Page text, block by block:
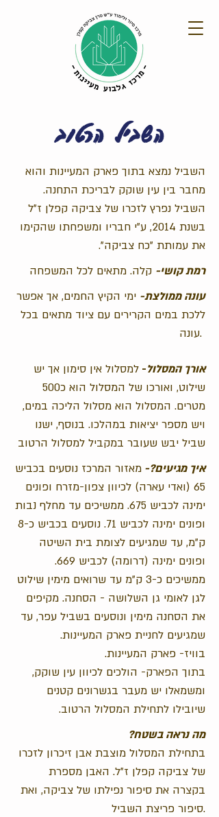
השביל הרטוב
השביל נמצא בתוך פארק המעיינות והוא
מחבר בין עין שוקק לבריכת התחנה.
השביל נפרץ לזכרו של צביקה קפלן ז"ל
בשנת 2014, ע"י חבריו ומשפחתו שהקימו
את עמותת "כח צביקה".
רמת קושי- קלה. מתאים לכל המשפחה
עונה ממולצת- ימי הקיץ החמים, אך אפשר
ללכת במים הקרירים עם ציוד מתאים בכל
עונה.
אורךהמסלול- למסלול אין סימון אך יש
שילוט, ואורכו של המסלול הוא כ500
מטרים. המסלול הוא מסלול הליכה במים,
ויש מספר יציאות במהלכו. בנוסף, ישנו
שביל יבש שעובר במקביל למסלול הרטוב
איך מגיעים?- מאזור המרכז נוסעים בכביש
65 (ואדי עארה) לכיוון צפון-מזרח ופונים
ימינה לכביש 675. ממשיכים עד מחלף נבות
ופונים ימינה לכביש 71. נוסעים בכביש כ-8
ק"מ, עד שמגיעים לצומת בית השיטה
ופונים ימינה (דרומה) לכביש 669.
ממשיכים כ-3 ק"מ עד שרואים מימין שילוט
לגן לאומי גן השלושה - הסחנה. מקיפים
את הסחנה מימין ונוסעים בשביל עפר, עד
שמגיעים לחניית פארק המעיינות.
בוויז- פארק המעיינות.
בתוך הפארק- הולכים לכיוון עין שוקק,
ומשמאלו יש מעבר בגשרונים קטנים
שיובילו לתחילת המסלול הרטוב.
?מה נראה בשטח
בתחילת המסלול מוצבת אבן זיכרון לזכרו
של צביקה קפלן ז"ל. האבן מספרת
בקצרה את סיפור נפילתו של צביקה, ואת
סיפור פריצת השביל.